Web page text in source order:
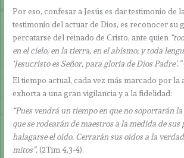
Por eso, confesar a Jesús es dar testimonio de
testimonio del actuar de Dios, es reconocer su
percatarse del reinado de Cristo, ante quien
en el cielo, en la tierra, en el abismo; y toda
‘Jesucristo es Señor, para gloria de Dios Padre’.”
El tiempo actual, cada vez más marcado por la
exhorta a una gran vigilancia y a la fidelidad:
“Pues vendrá un tiempo en que no soportarán
que se rodearán de maestros a la medida de sus
halagarse el oído. Cerrarán sus oídos a la
mitos”.(2Tim 4,3-4).